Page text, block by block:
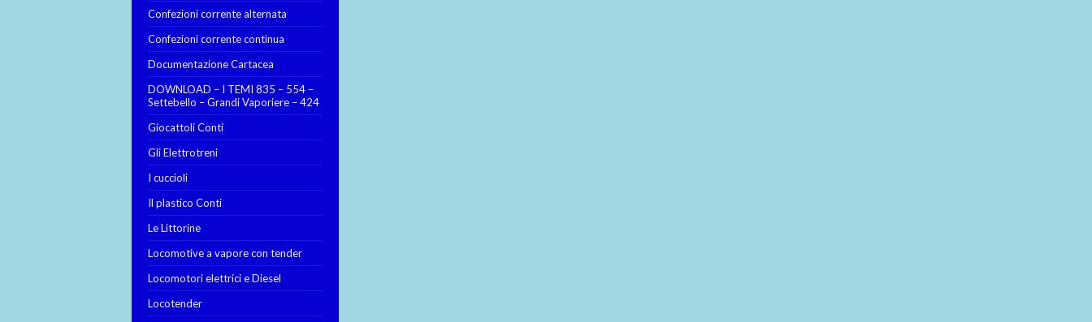
Confezioni corrente alternata
Confezioni corrente continua
Documentazione Cartacea
DOWNLOAD – I TEMI 835 – 554 –
Settebello – Grandi Vaporiere – 424
Giocattoli Conti
Gli Elettrotreni
I cuccioli
Il plastico Conti
Le Littorine
Locomotive a vapore con tender
Locomotori elettrici e Diesel
Locotender